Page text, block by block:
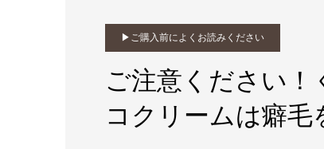
▶︎ご購入前によくお読みください
ご注意ください！
コクリームは癖毛